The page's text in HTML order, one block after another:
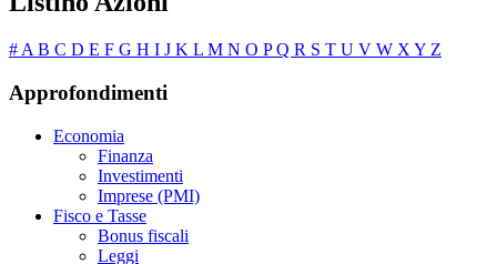
# A B C D E F G H I J K L M N O PQ R S T U V W X Y Z
Approfondimenti
Economia
Finanza
Investimenti
Imprese (PMI)
Fisco e Tasse
Bonus fiscali
Leggi